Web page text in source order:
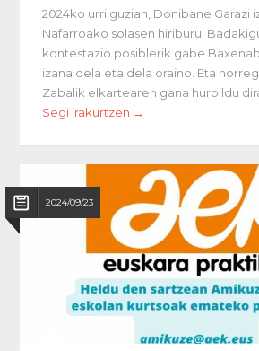
2024ko urri guzian, Donibane Garazi
Nafarroako solasen hiriburu.
kontestazio posiblerik gabe
izana dela eta dela oraino. Eta
Zabalik elkartearen gana hurbildu
Segi irakurtzen →
2024/09/23